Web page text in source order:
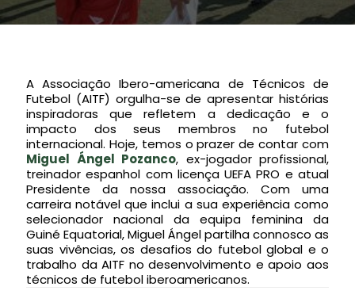
A Associação Ibero-americana de Técnicos de
Futebol (AITF) orgulha-se de apresentar histórias
inspiradoras que refletem a dedicação e o
impacto dos seus membros no futebol
internacional. Hoje, temos o prazer de contar com
Miguel Ángel Pozanco, ex-jogador profissional,
treinador espanhol com licença UEFA PRO e atual
Presidente da nossa associação. Com uma
carreira notável que inclui a sua experiência como
selecionador nacional da equipa feminina da
Guiné Equatorial, Miguel Ángel partilha connosco as
suas vivências, os desafios do futebol global e o
trabalho da AITF no desenvolvimento e apoio aos
técnicos de futebol iberoamericanos.